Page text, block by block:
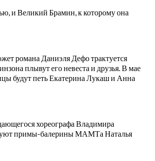
и Великий Брамин, к которому она
романа Даниэля Дефо трактуется
плывут его невеста и друзья. В мае
будут петь Екатерина Лукаш и Анна
хореографа Владимира
примы-балерины МАМТа Наталья